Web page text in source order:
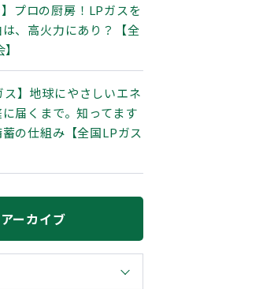
プロの厨房！LPガスを
、高火力にあり？【全
】地球にやさしいエネ
届くまで。知ってます
の仕組み【全国LPガス
アーカイブ